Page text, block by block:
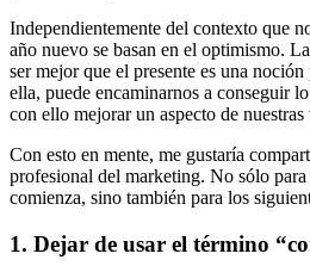
Independientemente del contexto que
año nuevo se basan en el optimismo.
ser mejor que el presente es una
ella, puede encaminarnos a conseguir
con ello mejorar un aspecto de nuestras
Con esto en mente, me gustaría
profesional del marketing. No sólo para
comienza, sino también para los
1. Dejar de usar el término